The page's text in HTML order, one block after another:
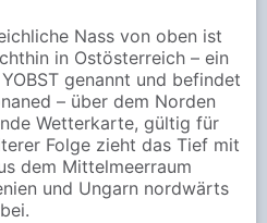
Nass von oben ist
in Ostösterreich – ein
genannt und befindet
– über dem Norden
Wetterkarte, gültig für
Folge zieht das Tief mit
dem Mittelmeerraum
und Ungarn nordwärts